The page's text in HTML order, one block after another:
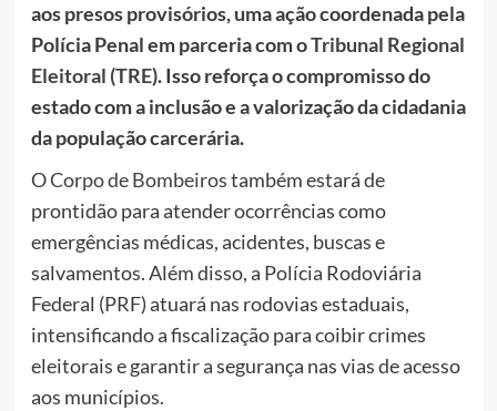
aos presos provisórios, uma ação coordenada pela
Polícia Penal em parceria com oTribunal Regional
Eleitoral (TRE). Isso reforça o compromisso do
estado com a inclusão e a valorização da cidadania
da população carcerária.
OCorpo de Bombeirostambém estará de
prontidão para atender ocorrências como
emergências médicas, acidentes, buscas e
salvamentos. Além disso, a Polícia Rodoviária
Federal (PRF) atuará nas rodovias estaduais,
intensificando a fiscalização para coibir crimes
eleitorais e garantir a segurança nas vias de acesso
aos municípios.